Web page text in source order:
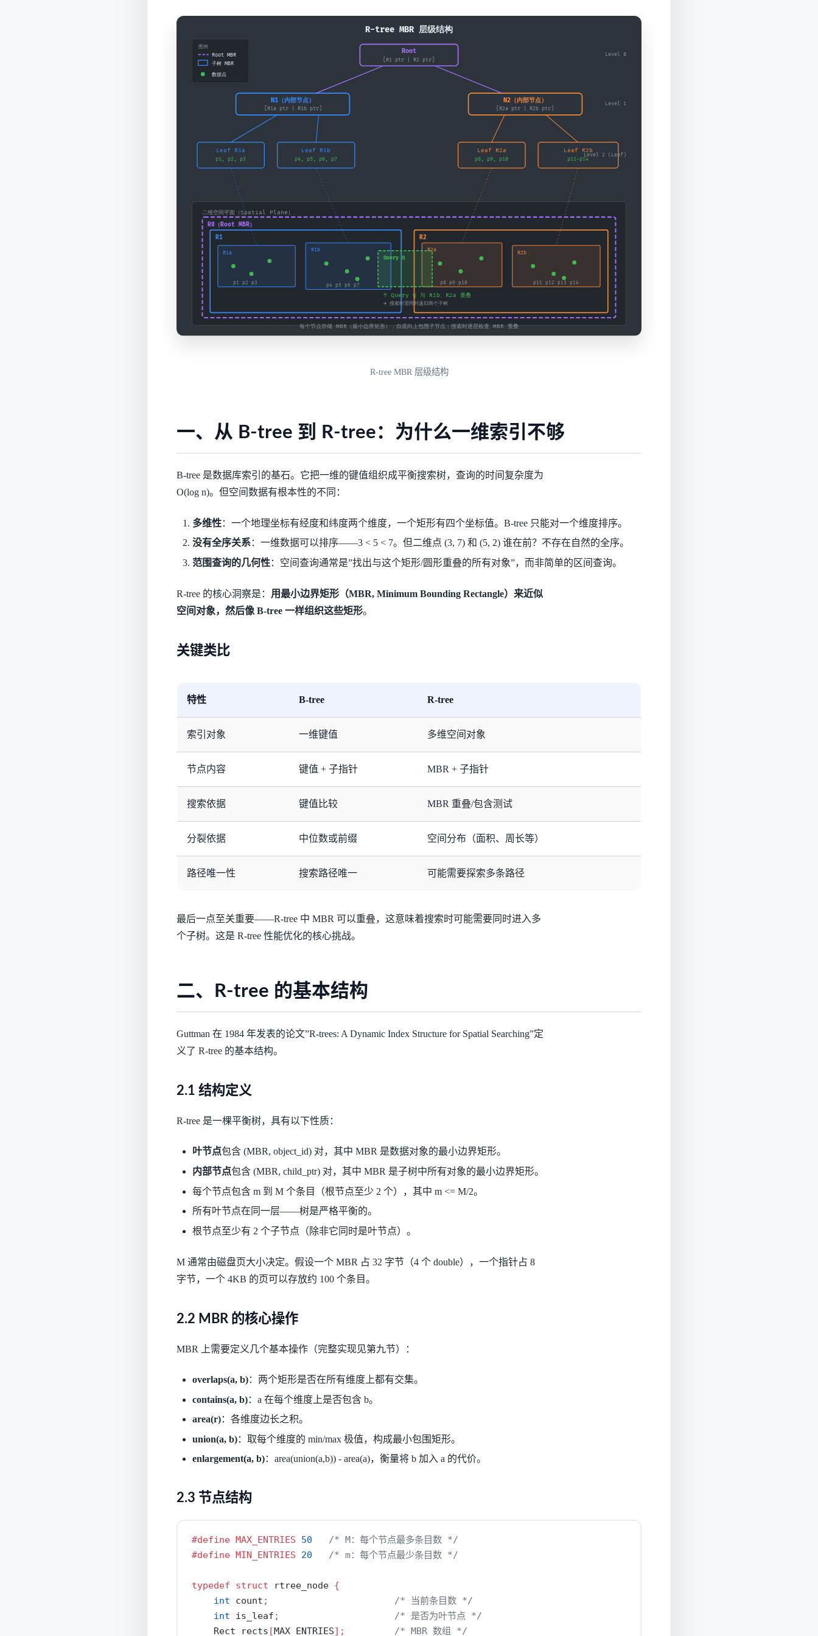
R-tree MBR 层级结构
一、从 B-tree 到 R-tree：为什么一维索引不够
B-tree 是数据库索引的基石。它把一维的键值组织成平衡搜索树，查询的时间复杂度为
O(log n)。但空间数据有根本性的不同：
多维性：一个地理坐标有经度和纬度两个维度，一个矩形有四个坐标值。B-tree 只能对一个维度排序。
没有全序关系：一维数据可以排序——3 < 5 < 7。但二维点 (3, 7) 和 (5, 2) 谁在前？不存在自然的全序。
范围查询的几何性：空间查询通常是”找出与这个矩形/圆形重叠的所有对象”，而非简单的区间查询。
R-tree 的核心洞察是： 用最小边界矩形（MBR, Minimum Bounding Rectangle）来近似
空间对象，然后像 B-tree 一样组织这些矩形。
关键类比
特性 B-tree R-tree
索引对象 一维键值 多维空间对象
节点内容 键值 + 子指针 MBR + 子指针
搜索依据 键值比较 MBR 重叠/包含测试
分裂依据 中位数或前缀 空间分布（面积、周长等）
路径唯一性 搜索路径唯一 可能需要探索多条路径
最后一点至关重要——R-tree 中 MBR 可以重叠，这意味着搜索时可能需要同时进入多
个子树。这是 R-tree 性能优化的核心挑战。
二、R-tree 的基本结构
Guttman 在 1984 年发表的论文”R-trees: A Dynamic Index Structure for Spatial Searching”定
义了 R-tree 的基本结构。
2.1 结构定义
R-tree 是一棵平衡树，具有以下性质：
叶节点包含 (MBR, object_id) 对，其中 MBR 是数据对象的最小边界矩形。
内部节点包含 (MBR, child_ptr) 对，其中 MBR 是子树中所有对象的最小边界矩形。
每个节点包含 m 到 M 个条目（根节点至少 2 个），其中 m <= M/2。
所有叶节点在同一层——树是严格平衡的。
根节点至少有 2 个子节点（除非它同时是叶节点）。
M 通常由磁盘页大小决定。假设一个 MBR 占 32 字节（4 个 double），一个指针占 8
字节，一个 4KB 的页可以存放约 100 个条目。
2.2 MBR 的核心操作
MBR 上需要定义几个基本操作（完整实现见第九节）：
overlaps(a, b)：两个矩形是否在所有维度上都有交集。
contains(a, b)：a 在每个维度上是否包含 b。
area(r)：各维度边长之积。
union(a, b)：取每个维度的 min/max 极值，构成最小包围矩形。
enlargement(a, b)：area(union(a,b)) - area(a)，衡量将 b 加入 a 的代价。
2.3 节点结构
#define MAX_ENTRIES 50
/* M：每个节点最多条目数 */
#define MIN_ENTRIES 20 /* m：每个节点最少条目数 */
typedef struct rtree_node {
int count ;
/* 当前条目数 */
int is_leaf ;
/* 是否为叶节点 */
    Rect rects
[ MAX_ENTRIES]; /* MBR 数组 */